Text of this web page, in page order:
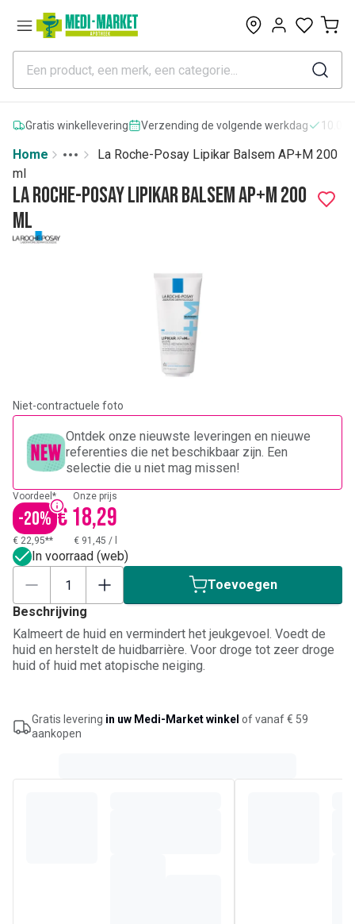
0
Gratis winkellevering Verzending de volgende werkdag
Home
More
Toggle menu
La Roche-Posay Lipikar Balsem AP+M 200
ml
La Roche-Posay Lipikar Balsem AP+M 200
ml
Niet-contractuele foto
Ontdek onze nieuwste leveringen en nieuwe
referenties die net beschikbaar zijn. Een
selectie die u niet mag missen!
Voordeel*
-20%
Onze prijs
€ 18,29
€ 22,95** € 91,45 /
In voorraad (web)
Toevoegen
Beschrijving
Kalmeert de huid en vermindert het jeukgevoel. Voedt de
huid en herstelt de huidbarrière. Voor droge tot zeer droge
huid of huid met atopische neiging.
Gratis levering in uw Medi-Market winkel of vanaf € 59
aankopen